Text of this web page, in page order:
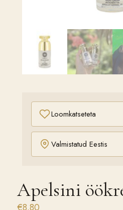
Loomkatseteta
Valmistatud Eestis
Apelsini